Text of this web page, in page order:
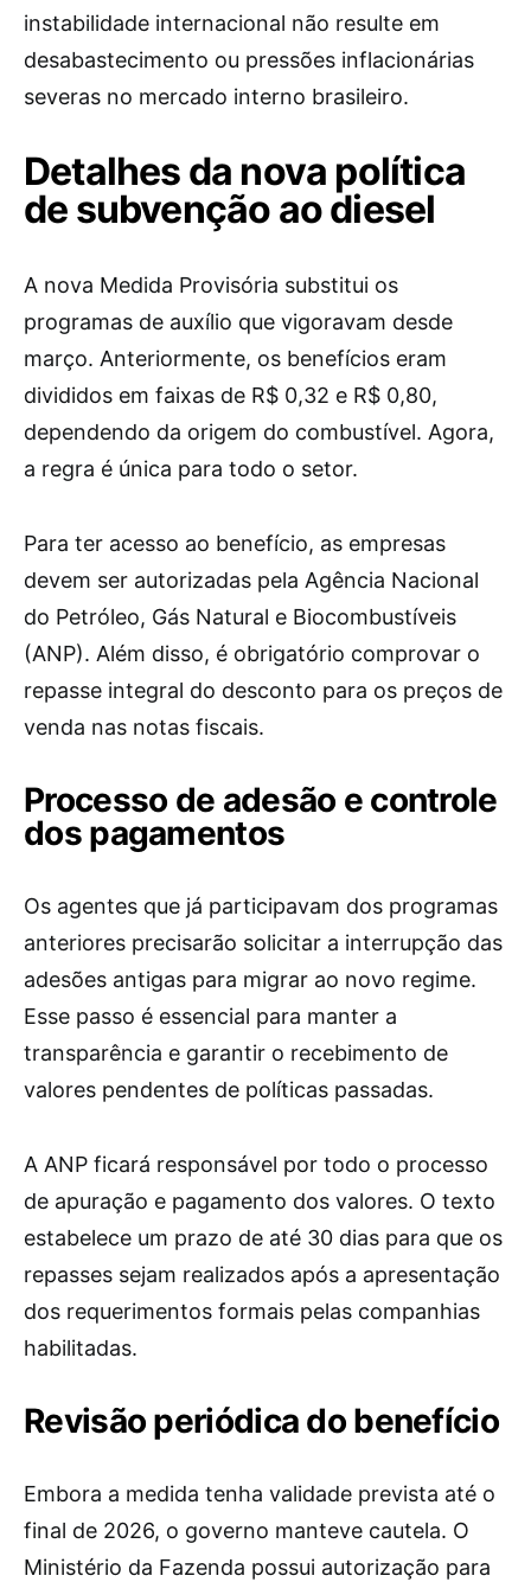
instabilidade internacional não resulte em
desabastecimento ou pressões inflacionárias
severas no mercado interno brasileiro.
Detalhes da nova política
de subvenção ao diesel
A nova Medida Provisória substitui os
programas de auxílio que vigoravam desde
março. Anteriormente, os benefícios eram
divididos em faixas de R$ 0,32 e R$ 0,80,
dependendo da origem do combustível. Agora,
a regra é única para todo o setor.
Para ter acesso ao benefício, as empresas
devem ser autorizadas pela Agência Nacional
do Petróleo, Gás Natural e Biocombustíveis
(ANP). Além disso, é obrigatório comprovar o
repasse integral do desconto para os preços de
venda nas notas fiscais.
Processo de adesão e controle
dos pagamentos
Os agentes que já participavam dos programas
anteriores precisarão solicitar a interrupção das
adesões antigas para migrar ao novo regime.
Esse passo é essencial para manter a
transparência e garantir o recebimento de
valores pendentes de políticas passadas.
A ANP ficará responsável por todo o processo
de apuração e pagamento dos valores. O texto
estabelece um prazo de até 30 dias para que os
repasses sejam realizados após a apresentação
dos requerimentos formais pelas companhias
habilitadas.
Revisão periódica do benefício
Embora a medida tenha validade prevista até o
final de 2026, o governo manteve cautela. O
Ministério da Fazenda possui autorização para